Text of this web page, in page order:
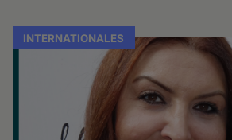
INTERNATIONALES